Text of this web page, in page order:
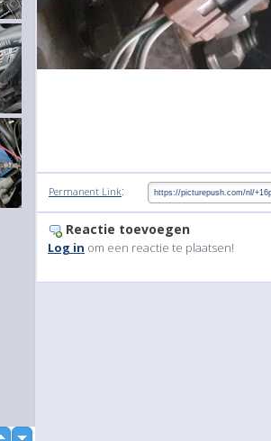
Permanent Link:
Reactie toevoegen
Log in om een reactie te plaatsen!